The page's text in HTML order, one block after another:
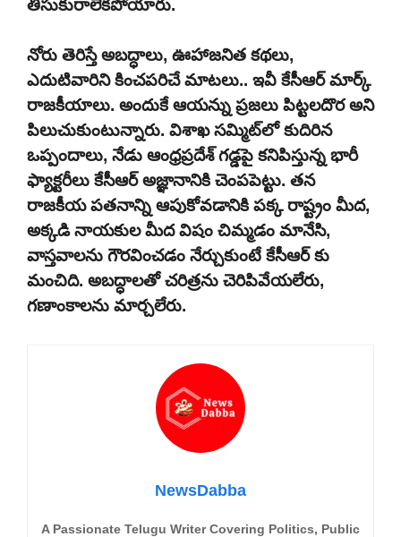
తీసుకురాలేకపోయారు.
నోరు తెరిస్తే అబద్ధాలు, ఊహాజనిత కథలు,
ఎదుటివారిని కించపరిచే మాటలు.. ఇవీ కేసీఆర్ మార్క్
రాజకీయాలు. అందుకే ఆయన్ను ప్రజలు పిట్టలదొర అని
పిలుచుకుంటున్నారు. విశాఖ సమ్మిట్‌లో కుదిరిన
ఒప్పందాలు, నేడు ఆంధ్రప్రదేశ్ గడ్డపై కనిపిస్తున్న భారీ
ఫ్యాక్టరీలు కేసీఆర్ అజ్ఞానానికి చెంపపెట్టు. తన
రాజకీయ పతనాన్ని ఆపుకోవడానికి పక్క రాష్ట్రం మీద,
అక్కడి నాయకుల మీద విషం చిమ్మడం మానేసి,
వాస్తవాలను గౌరవించడం నేర్చుకుంటే కేసీఆర్ కు
మంచిది. అబద్ధాలతో చరిత్రను చెరిపివేయలేరు,
గణాంకాలను మార్చలేరు.
NewsDabba
A Passionate Telugu Writer Covering Politics, Public